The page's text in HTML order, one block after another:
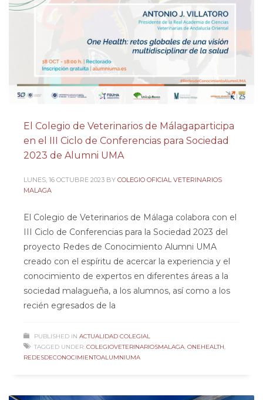
El Colegio de Veterinarios de Málagaparticipa
en el III Ciclo de Conferencias para Sociedad
2023 de Alumni UMA
LUNES, 16 OCTUBRE 2023 BY COLEGIO OFICIAL VETERINARIOS
MALAGA
El Colegio de Veterinarios de Málaga colabora con el
III Ciclo de Conferencias para la Sociedad 2023 del
proyecto Redes de Conocimiento Alumni UMA
creado con el espíritu de acercar la experiencia y el
conocimiento de expertos en diferentes áreas a la
sociedad malagueña, a los alumnos, así como a los
recién egresados de la
PUBLISHED IN ACTUALIDAD COLEGIAL
TAGGED UNDER: COLEGIOVETERINARIOSMALAGA, ONEHEALTH,
REDESDECONOCIMIENTOALUMNIUMA